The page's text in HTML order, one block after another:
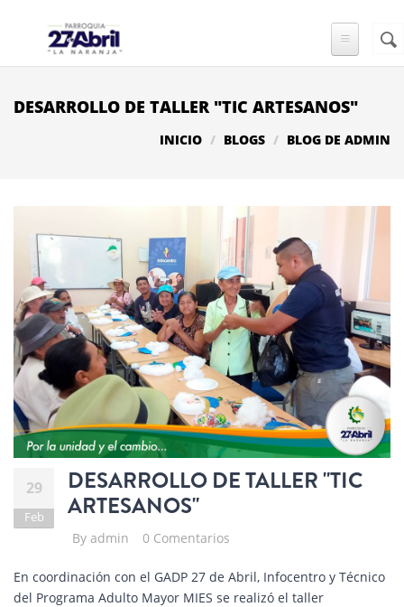
DE
DESARROLLO DE TALLER "TIC ARTESANOS"
INICIO BLOGS BLOG DE ADMIN
29
Feb
DESARROLLO DE TALLER "TIC
ARTESANOS"
By admin 0 Comentarios
En coordinación con el GADP 27 de Abril, Infocentro y Técnico
del Programa Adulto Mayor MIES se realizó el taller